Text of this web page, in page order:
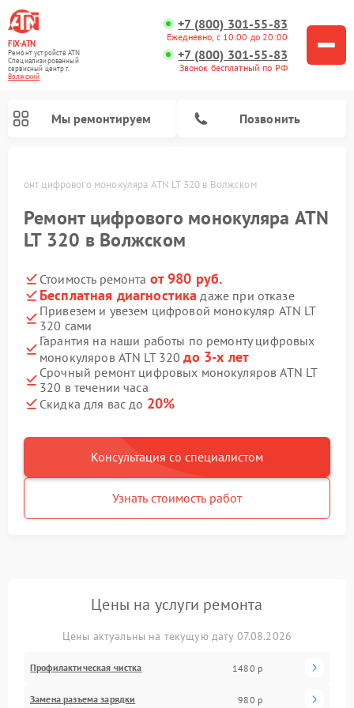
FIX-ATN
Ремонт устройств ATN
Специализированный
cервисный центр г.
Волжский
+7 (800) 301-55-83
Ежедневно, с 10:00 до 20:00
+7 (800) 301-55-83
Звонок бесплатный по РФ
Мы ремонтируем Позвонить
Ремонт цифрового монокуляра ATN LT 320 в Волжском
Ремонт цифрового монокуляра ATN
LT 320 в Волжском
Стоимость ремонта от 980 руб.
Бесплатная диагностика даже при отказе
Привезем и увезем цифровой монокуляр ATN LT
320 сами
Гарантия на наши работы по ремонту цифровых
монокуляров ATN LT 320до 3-х лет
Срочный ремонт цифровых монокуляров ATN LT
320 в течении часа
Скидка для вас до 20%
Консультация со специалистом
Узнать стоимость работ
Цены на услуги ремонта
Цены актуальны на текущую дату 07.08.2026
Профилактическая чистка 1480 р
Замена разъема зарядки 980 р